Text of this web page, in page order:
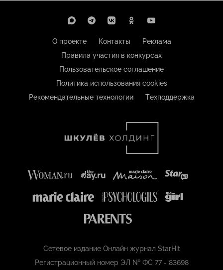
О проекте Контакты
Реклама
Правила участия в конкурсах
Пользовательское соглашение
Политика использования cookies
Рекомендательные технологии
Техподдержка
Сетевое издание Онлайн журнал StarHit
Регистрационный номер ЭЛ № ФС 77 - 83698